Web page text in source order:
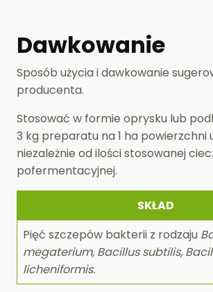
Dawkowanie
Sposób użycia i dawkowanie
producenta.
Stosować w formie oprysku lub
3 kg preparatu na 1 ha powierzchni
niezależnie od ilości stosowanej
pofermentacyjnej.
SKŁAD
Pięć szczepów bakterii z rodzaju
megaterium, Bacillus subtilis,
licheniformis.